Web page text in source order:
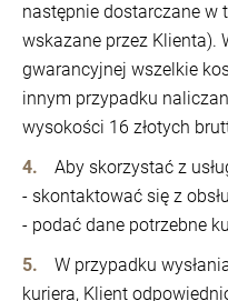
następnie dostarczane w
wskazane przez Klienta).
gwarancyjnej wszelkie
innym przypadku
wysokości 16 złotych
Aby skorzystać z
- skontaktować się z
- podać dane potrzebne
W przypadku
kuriera, Klient